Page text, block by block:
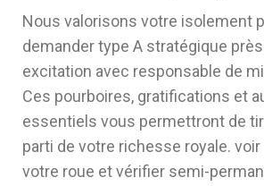
Nous valorisons votre isolement
demander type A stratégique
excitation avec responsable de
Ces pourboires, gratifications et
essentiels vous permettront de
parti de votre richesse royale.
votre roue et vérifier semi-